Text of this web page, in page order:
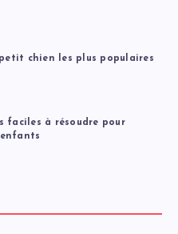
petit chien les plus populaires
faciles à résoudre pour